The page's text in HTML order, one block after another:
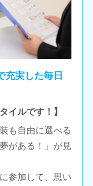
充実した毎日
イルです！】
も自由に選べる
がある！」が見
参加して、思い